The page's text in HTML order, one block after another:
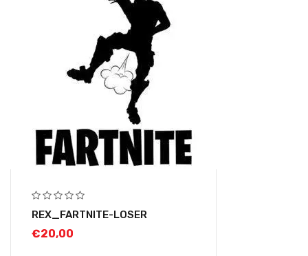
REX_FARTNITE-LOSER
€20,00